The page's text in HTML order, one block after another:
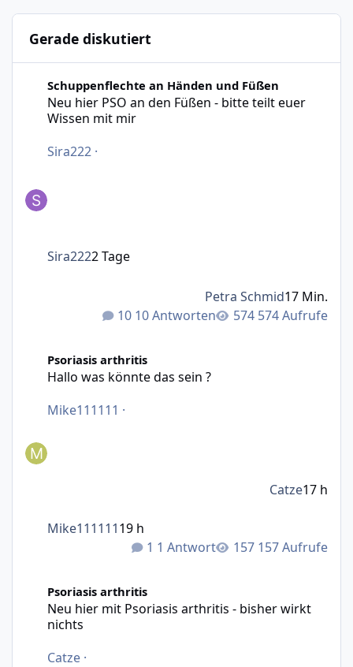
Gerade diskutiert
Schuppenflechte an Händen und Füßen
Neu hier PSO an den Füßen - bitte teilt euer
Wissen mit mir
Sira222 ·
10 Antworten 574 Aufrufe
Sira2222 Tage
Petra Schmid17 Min.
Psoriasis arthritis
Hallo was könnte das sein ?
Mike111111 ·
1 Antwort 157 Aufrufe
Mike11111119 h
Catze17 h
Psoriasis arthritis
Neu hier mit Psoriasis arthritis - bisher wirkt
nichts
Catze ·